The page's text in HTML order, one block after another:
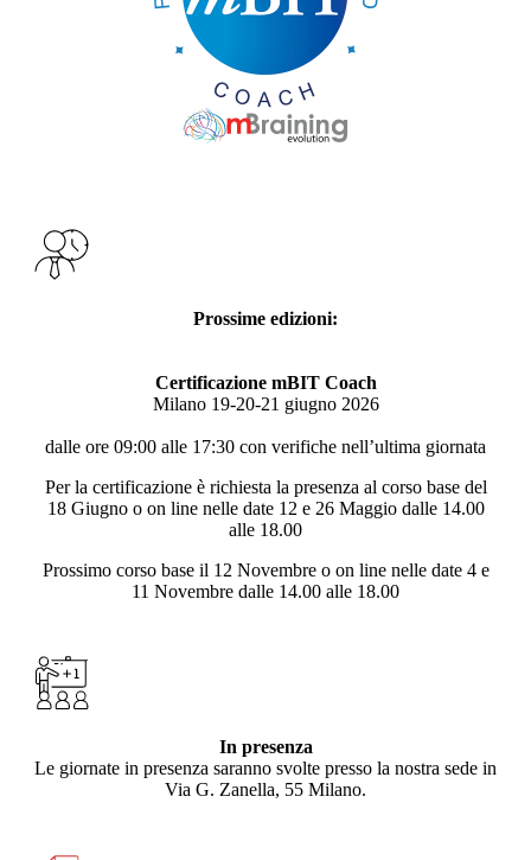
Prossime edizioni:
Certificazione mBIT Coach
Milano 19-20-21 giugno 2026
dalle ore 09:00 alle 17:30 con verifiche nell’ultima giornata
Per la certificazione è richiesta la presenza al corso base del
18 Giugno o on line nelle date 12 e 26 Maggio dalle 14.00
alle 18.00
Prossimo corso base il 12 Novembre o on line nelle date 4 e
11 Novembre dalle 14.00 alle 18.00
In presenza
Le giornate in presenza saranno svolte presso la nostra sede in
Via G. Zanella, 55 Milano.